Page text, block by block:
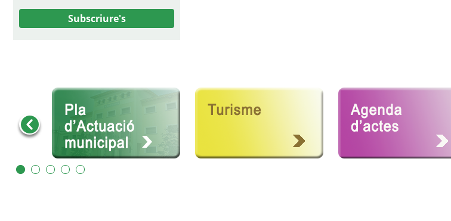
Subscriure's